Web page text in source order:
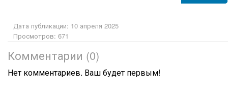
Дата публикации: 10 апреля 2025
Просмотров: 671
Комментарии (0)
Нет комментариев. Ваш будет первым!